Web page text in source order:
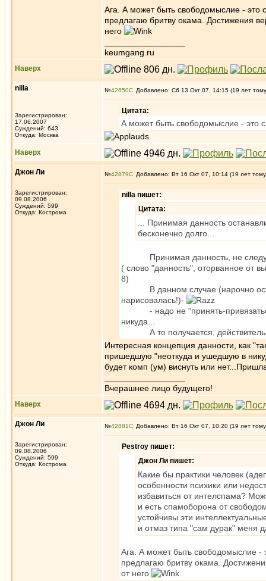
Ага. А может быть свободомыслие - это
предлагаю бритву окама. Достижения
него
keumgang.ru
Наверх
nilla
Зарегистрирован:
17.06.2007
Суждений: 643
Откуда: Москва
№42650 Добавлено: Сб 13 Окт 07, 14:15 (19 лет
Цитата:
А может быть свободомыслие - это
Наверх
Джон Ли
Зарегистрирован:
09.08.2006
Суждений: 599
Откуда: Кострома
№42879 Добавлено: Вт 16 Окт 07, 10:14 (19 лет
nilla пишет:
Цитата:
... Принимая данность
бесконечно долго...
Принимая данность, не
( слово "данность", оторванное от
8)
В данном случае (нарочно
нарисовалась!)-
- надо не "принять-
никуда...
А то получается,
Интересная концепция данности, как
пришедшую "неоткуда и ушедшую в
будет комп (ум) виснуть или
Вчерашнее лицо будущего!
Наверх
Джон Ли
Зарегистрирован:
09.08.2006
Суждений: 599
Откуда: Кострома
№42881 Добавлено: Вт 16 Окт 07, 10:20 (19 лет
Pestroy пишет:
Джон Ли пишет:
Какие бы практики человек
особенности психики или
избавиться от интелспама?
и есть спамоборона от
устойчивы эти
и отмаз типа "сам дурак" меня
Ага. А может быть свободомыслие -
предлагаю бритву окама.
от него